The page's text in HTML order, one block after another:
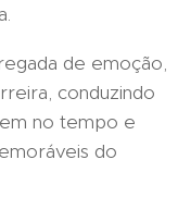
de emoção,
conduzindo
no tempo e
do